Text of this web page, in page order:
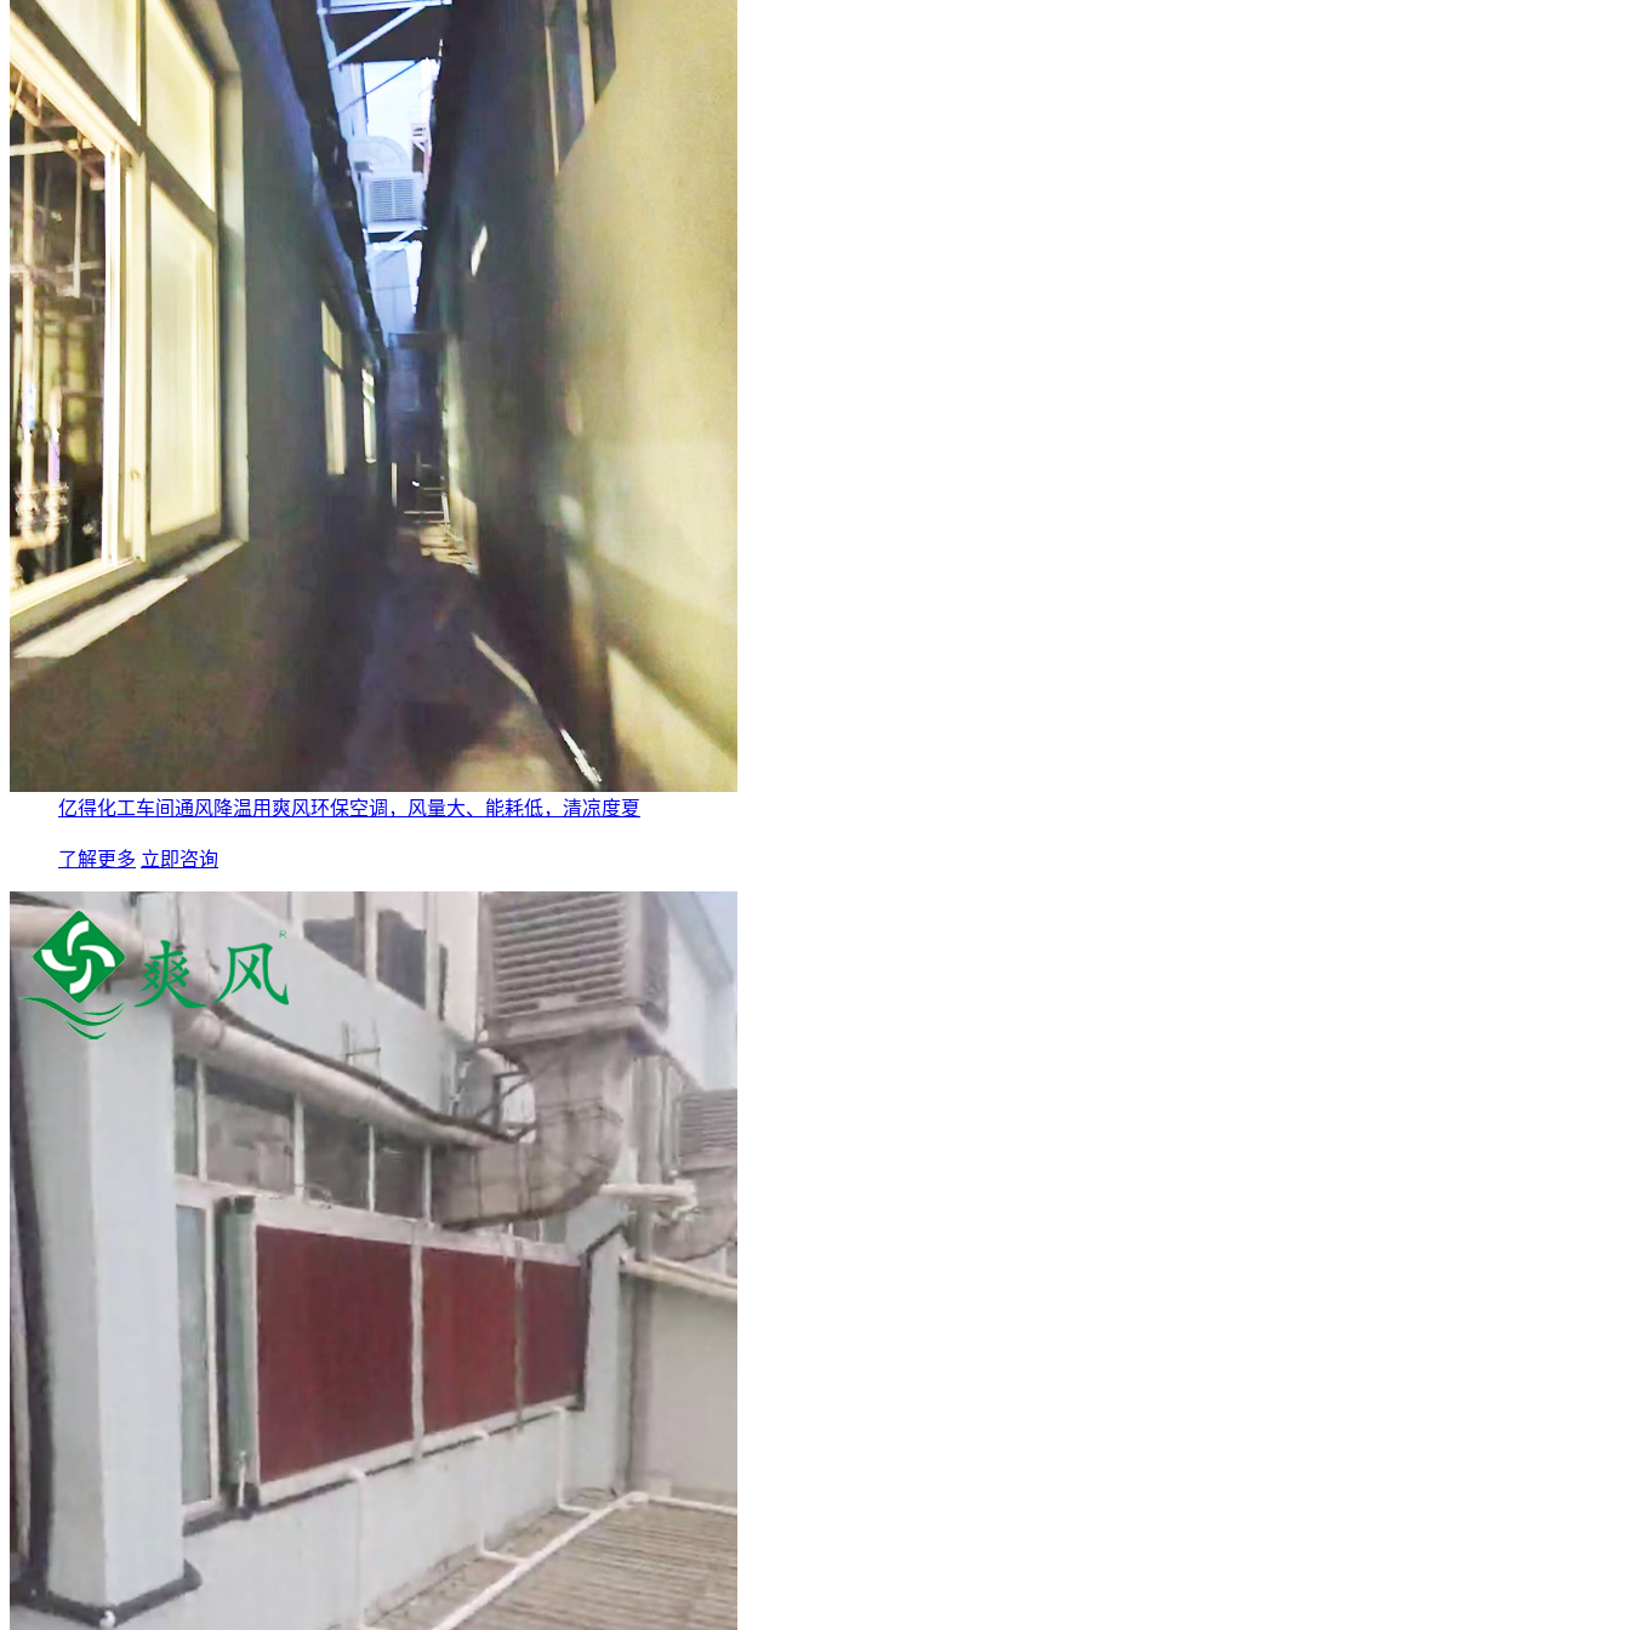
亿得化工车间通风降温用爽风环保空调，风量大、能耗低，清凉度夏
了解更多 立即咨询